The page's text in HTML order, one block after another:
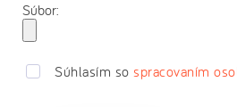
Súbor:
Súhlasím so spracovaním